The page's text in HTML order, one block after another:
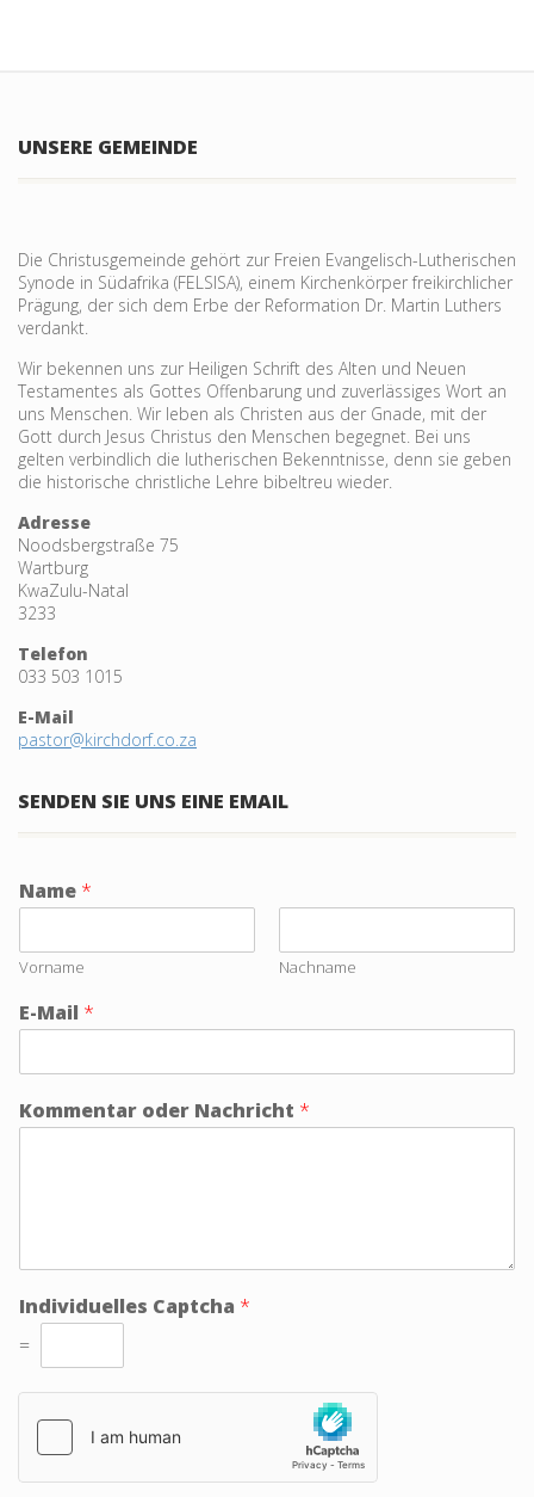
UNSERE GEMEINDE
Die Christusgemeinde gehört zur Freien Evangelisch-Lutherischen
Synode in Südafrika (FELSISA), einem Kirchenkörper freikirchlicher
Prägung, der sich dem Erbe der Reformation Dr. Martin Luthers
verdankt.
Wir bekennen uns zur Heiligen Schrift des Alten und Neuen
Testamentes als Gottes Offenbarung und zu­verlässiges Wort an
uns Menschen. Wir leben als Christen aus der Gnade, mit der
Gott durch Jesus Christus den Menschen begegnet. Bei uns
gelten verbind­lich die lutheri­schen Bekennt­nisse, denn sie geben
die historische christliche Lehre bibeltreu wieder.
Adresse
Noodsbergstraße 75
Wartburg
KwaZulu-Natal
3233
Telefon
033 503 1015
E-Mail
pastor@kirchdorf.co.za
SENDEN SIE UNS EINE EMAIL
Name *
Vorname Nachname
E-Mail *
Kommentar oder Nachricht *
Individuelles Captcha *
=